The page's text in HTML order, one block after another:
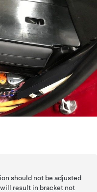
should not be adjusted
result in bracket not